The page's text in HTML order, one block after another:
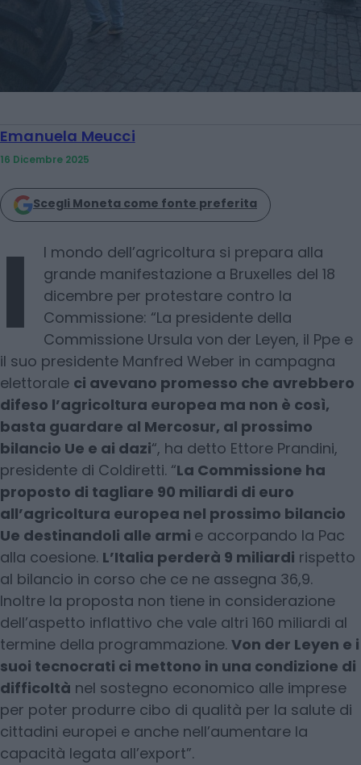
Emanuela Meucci
16 Dicembre 2025
Scegli Moneta come fonte preferita
I
l mondo dell’agricoltura si prepara alla
grande manifestazione a Bruxelles del 18
dicembre per protestare contro la
Commissione: “La presidente della
Commissione Ursula von der Leyen, il Ppe e
il suo presidente Manfred Weber in campagna
elettorale ci avevano promesso che avrebbero
difeso l’agricoltura europea ma non è così,
basta guardare al Mercosur, al prossimo
bilancio Ue e ai dazi“, ha detto Ettore Prandini,
presidente di Coldiretti. “La Commissione ha
proposto di tagliare 90 miliardi di euro
all’agricoltura europea nel prossimo bilancio
Ue destinandoli alle armi e accorpando la Pac
alla coesione. L’Italia perderà 9 miliardi rispetto
al bilancio in corso che ce ne assegna 36,9.
Inoltre la proposta non tiene in considerazione
dell’aspetto inflattivo che vale altri 160 miliardi al
termine della programmazione. Von der Leyen e i
suoi tecnocrati ci mettono in una condizione di
difficoltà nel sostegno economico alle imprese
per poter produrre cibo di qualità per la salute di
cittadini europei e anche nell’aumentare la
capacità legata all’export”.